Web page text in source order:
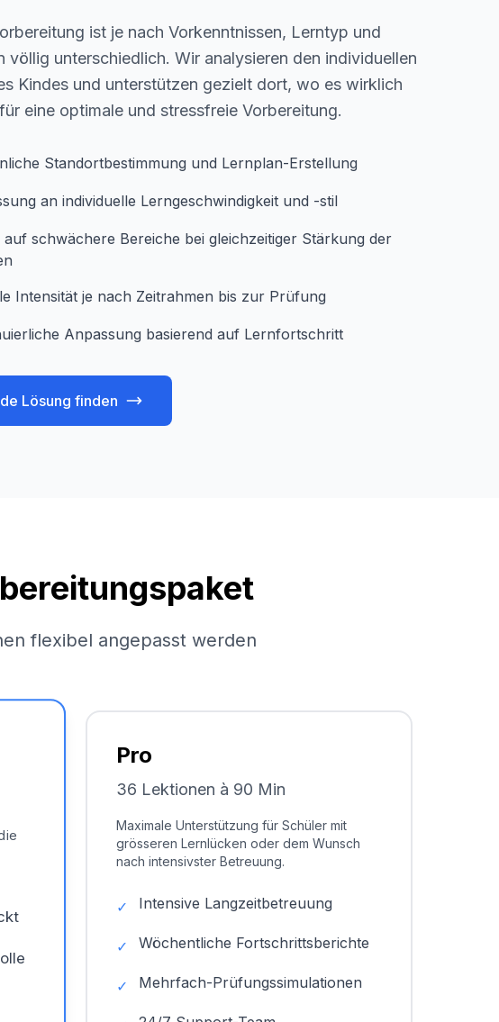
ist je nach Vorkenntnissen, Lerntyp und
völlig unterschiedlich. Wir analysieren den individuellen
Kindes und unterstützen gezielt dort, wo es wirklich
eine optimale und stressfreie Vorbereitung.
Standortbestimmung und Lernplan-Erstellung
an individuelle Lerngeschwindigkeit und -stil
auf schwächere Bereiche bei gleichzeitiger Stärkung der
Intensität je nach Zeitrahmen bis zur Prüfung
Anpassung basierend auf Lernfortschritt
Lösung finden
flexibel angepasst werden
Pro
36 Lektionen à 90 Min
Maximale Unterstützung für Schüler mit
grösseren Lernlücken oder dem Wunsch
nach intensivster Betreuung.
✓ Intensive Langzeitbetreuung
✓ Wöchentliche Fortschrittsberichte
✓ Mehrfach-Prüfungssimulationen